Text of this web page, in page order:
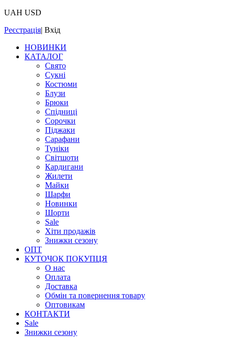
UAH USD
Реєстрація| Вхід
НОВИНКИ
КАТАЛОГ
Свято
Сукні
Костюми
Блузи
Брюки
Спідниці
Сорочки
Піджаки
Сарафани
Туніки
Світшоти
Кардигани
Жилети
Майки
Шарфи
Новинки
Шорти
Sale
Хіти продажів
Знижки сезону
ОПТ
КУТОЧОК ПОКУПЦЯ
О нас
Оплата
Доставка
Обмін та повернення товару
Оптовикам
КОНТАКТИ
Sale
Знижки сезону